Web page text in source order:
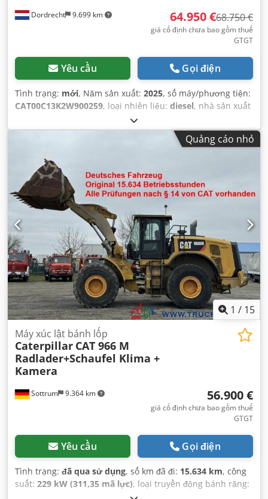
Dordrecht 9.699 km 64.950 €68.750 €
giá cố định chưa bao gồm thuế
GTGT
Yêu cầu Gọi điện
Tình trạng: mới, Năm sản xuất: 2025, số máy/phương tiện:
CAT00C13K2W900259, loại nhiên liệu: diesel, nhà sản xuất
Quảng cáo nhỏ
1 / 15
Sottrum 9.364 km
Máy xúc lật bánh lốp
Caterpillar CAT 966 M
Radlader+Schaufel Klima +
Kamera
56.900 €
giá cố định chưa bao gồm thuế
GTGT
Yêu cầu Gọi điện
Tình trạng: đã qua sử dụng, số km đã đi: 15.634 km, công
suất: 229 kW (311,35 mã lực), loại truyền động bánh răng:
diesel, màu sắc: